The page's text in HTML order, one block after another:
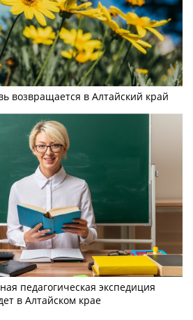
возвращается в Алтайский край
педагогическая экспедиция
в Алтайском крае